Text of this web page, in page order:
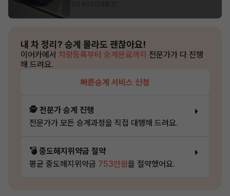
내 차 정리? 승계 몰라도 괜찮아요!
이어카에서 차량등록부터 승계완료까지 전문가가 다 진행
해 드려요.
빠른승계 서비스 신청
🕵️ 전문가 승계 진행
전문가가 모든 승계과정을 직접 대행해 드려요.
💣 중도해지위약금 절약
평균 중도해지위약금 753만원을 절약했어요.